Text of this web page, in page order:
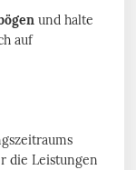
und halte
auf
die Leistungen